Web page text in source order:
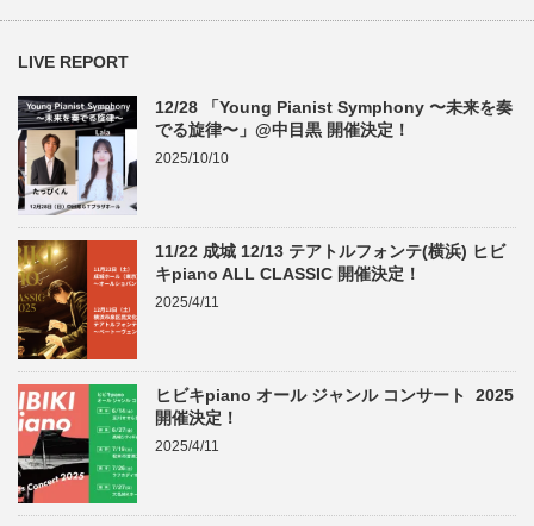
LIVE REPORT
12/28 「Young Pianist Symphony 〜未来を奏
でる旋律〜」@中目黒 開催決定！
2025/10/10
11/22 成城 12/13 テアトルフォンテ(横浜) ヒビ
キpiano ALL CLASSIC 開催決定！
2025/4/11
ヒビキpiano オール ジャンル コンサート 2025
開催決定！
2025/4/11